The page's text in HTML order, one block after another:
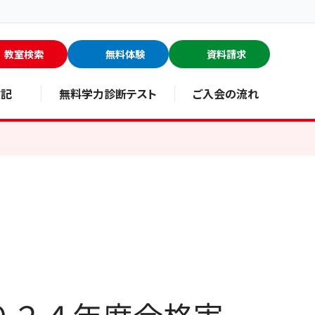
教室検索 無料体験 資料請求
無料学力診断テスト ご入会の流れ